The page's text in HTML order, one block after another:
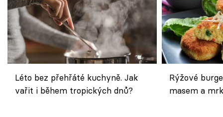
Léto bez přehřáté kuchyně. Jak
vařit i během tropických dnů?
Rýžové
masem a